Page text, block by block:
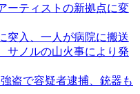
ーティストの新拠点に変
突入、一人が病院に搬送
サノルの山火事により発
盗で容疑者逮捕、銃器も